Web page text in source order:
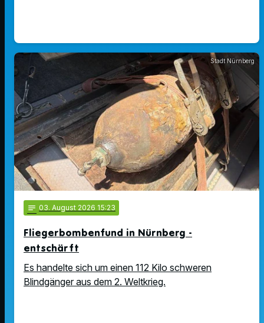
Stadt Nürnberg
notes 03. August 2026 15:23
Fliegerbombenfund in Nürnberg -
entschärft
Es handelte sich um einen 112 Kilo schweren
Blindgänger aus dem 2. Weltkrieg.